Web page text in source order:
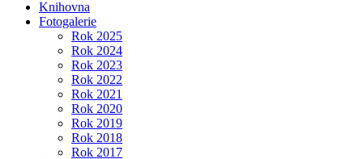
Knihovna
Fotogalerie
Rok 2025
Rok 2024
Rok 2023
Rok 2022
Rok 2021
Rok 2020
Rok 2019
Rok 2018
Rok 2017